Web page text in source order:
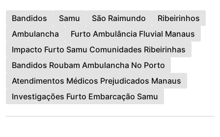
Bandidos Samu São Raimundo
Ribeirinhos
Ambulancha
Furto Ambulância Fluvial Manaus
Impacto Furto Samu Comunidades Ribeirinhas
Bandidos Roubam Ambulancha No Porto
Atendimentos Médicos Prejudicados Manaus
Investigações Furto Embarcação Samu